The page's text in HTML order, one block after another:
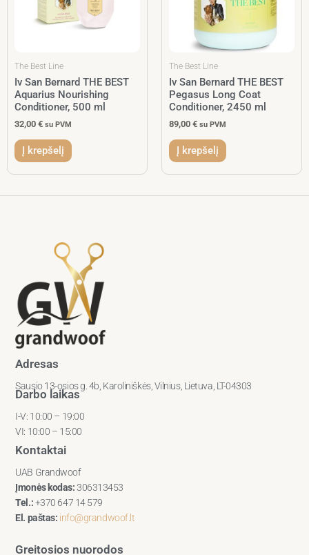
The Best Line
Iv San Bernard THE BEST
Aquarius Nourishing
Conditioner, 500 ml
32,00 € su PVM
Į krepšelį
The Best Line
Iv San Bernard THE BEST
Pegasus Long Coat
Conditioner, 2450 ml
89,00 € su PVM
Į krepšelį
Adresas
Sausio 13-osios g. 4b, Karoliniškės, Vilnius, Lietuva, LT-04303
Darbo laikas
I-V: 10:00 – 19:00
VI: 10:00 – 15:00
Kontaktai
UAB Grandwoof
Įmonės kodas:306313453
Tel.:+370 647 14 579
El. paštas: info@grandwoof.lt
Greitosios nuorodos